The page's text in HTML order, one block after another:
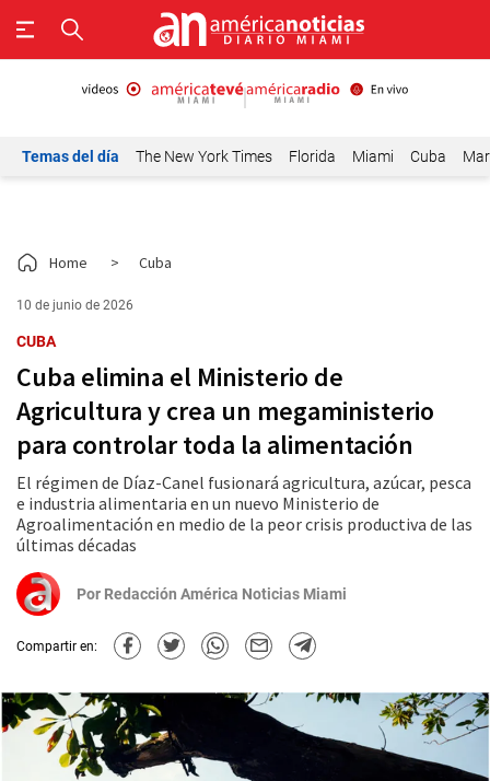
Temas del día The New York Times Florida Miami Cuba
Home > Cuba
10 de junio de 2026
CUBA
Cuba elimina el Ministerio de
Agricultura y crea un megaministerio
para controlar toda la alimentación
El régimen de Díaz-Canel fusionará agricultura, azúcar, pesca
e industria alimentaria en un nuevo Ministerio de
Agroalimentación en medio de la peor crisis productiva de las
últimas décadas
Por Redacción América Noticias Miami
Compartir en: